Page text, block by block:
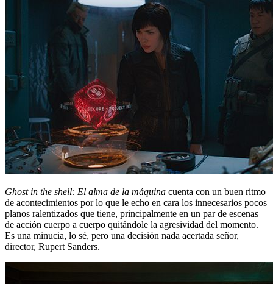
Ghost in the shell: El alma de la máquina cuenta con un buen ritmo
de acontecimientos por lo que le echo en cara los innecesarios pocos
planos ralentizados que tiene, principalmente en un par de escenas
de acción cuerpo a cuerpo quitándole la agresividad del momento.
Es una minucia, lo sé, pero una decisión nada acertada señor,
director, Rupert Sanders.